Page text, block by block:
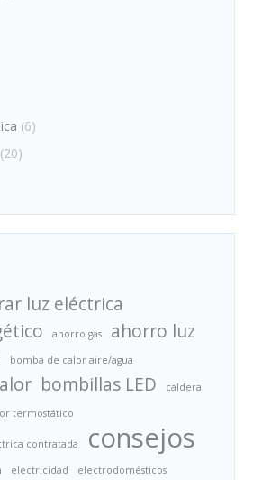
(6)
(20)
luz eléctrica
ahorro gas ahorro luz
bomba de calor aire/agua
bombillas LED caldera
termostático
contratada consejos
electricidad electrodomésticos